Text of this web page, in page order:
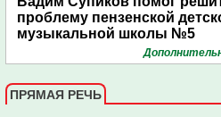
проблему пензенской
музыкальной школы №5
ПРЯМАЯ РЕЧЬ